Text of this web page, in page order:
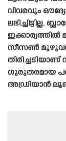
വിവരവും
ലഭിച്ചിട്ടില്ല.
സീസൺ മുഴുവൻ
ഗുരുതരമായ
അഡ്രിയാൻ